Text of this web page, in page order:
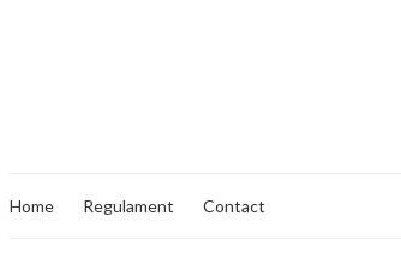
Home Regulament Contact